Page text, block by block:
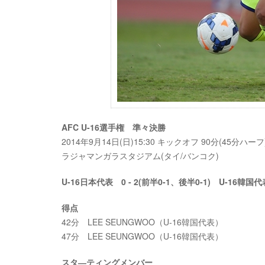
AFC U-16選手権 準々決勝
2014年9月14日(日)15:30 キックオフ 90分(45分ハー
ラジャマンガラスタジアム(タイ/バンコク)
U-16日本代表 0 - 2(前半0-1、後半0-1) U-16韓国代
得点
42分 LEE SEUNGWOO（U-16韓国代表）
47分 LEE SEUNGWOO（U-16韓国代表）
スタ―ティングメンバー